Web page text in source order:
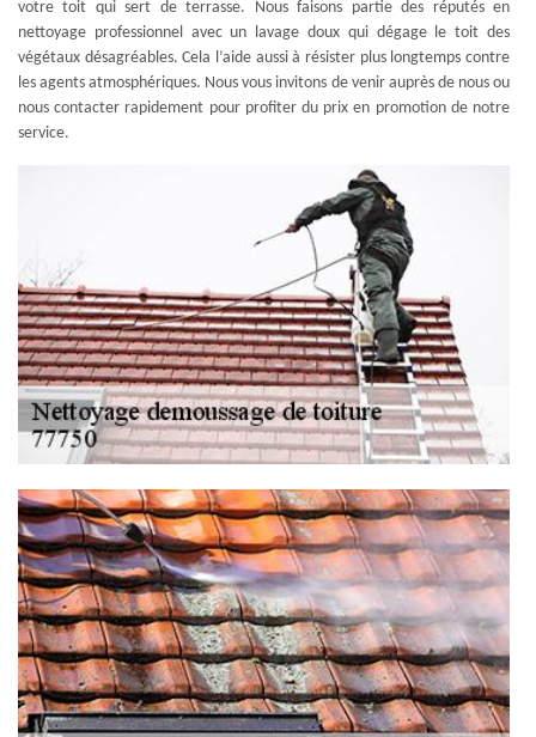
votre toit qui sert de terrasse. Nous faisons partie des réputés en
nettoyage professionnel avec un lavage doux qui dégage le toit des
végétaux désagréables. Cela l’aide aussi à résister plus longtemps contre
les agents atmosphériques. Nous vous invitons de venir auprès de nous ou
nous contacter rapidement pour profiter du prix en promotion de notre
service.